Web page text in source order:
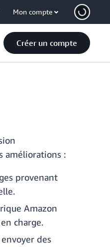
Mon compte
Créer un compte
améliorations :
provenant
Amazon
charge.
des